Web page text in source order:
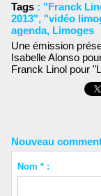
Tags : "Franck
2013", "vidéo
agenda, Limoges
Une émission
Isabelle Alonso
Franck Linol pour
Nouveau
Nom * :